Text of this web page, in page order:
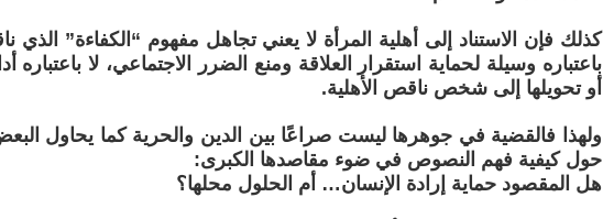
كذلك فإن الاستناد إلى أهلية المرأة لا يعني تجاهل مفهوم “الكفاءة” الذي
باعتباره وسيلة لحماية استقرار العلاقة ومنع الضرر الاجتماعي، لا باعتباره
أو تحويلها إلى شخص ناقص الأهلية.
ولهذا فالقضية في جوهرها ليست صراعًا بين الدين والحرية كما يحاول
حول كيفية فهم النصوص في ضوء مقاصدها الكبرى:
هل المقصود حماية إرادة الإنسان… أم الحلول محلها؟